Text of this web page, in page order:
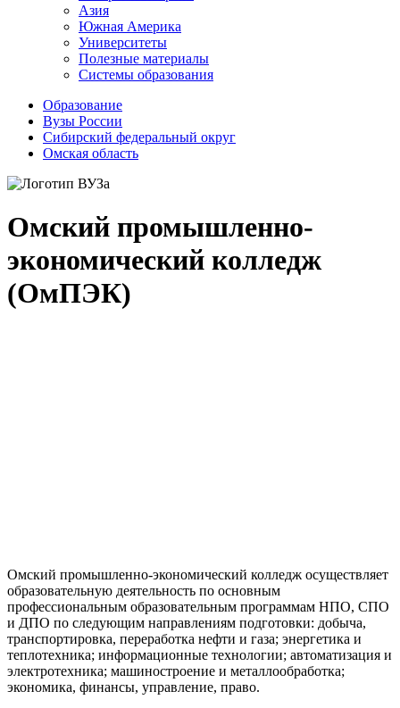
Азия
Южная Америка
Университеты
Полезные материалы
Системы образования
Образование
Вузы России
Сибирский федеральный округ
Омская область
Омский промышленно-
экономический колледж
(ОмПЭК)
Омский промышленно-экономический колледж осуществляет
образовательную деятельность по основным
профессиональным образовательным программам НПО, СПО
и ДПО по следующим направлениям подготовки: добыча,
транспортировка, переработка нефти и газа; энергетика и
теплотехника; информационные технологии; автоматизация и
электротехника; машиностроение и металлообработка;
экономика, финансы, управление, право.